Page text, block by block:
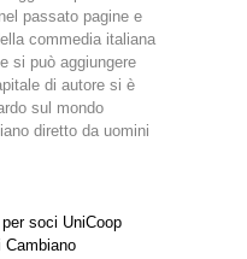
passato pagine e
commedia italiana
si può aggiungere
di autore si è
sul mondo
diretto da uomini
soci UniCoop
Cambiano